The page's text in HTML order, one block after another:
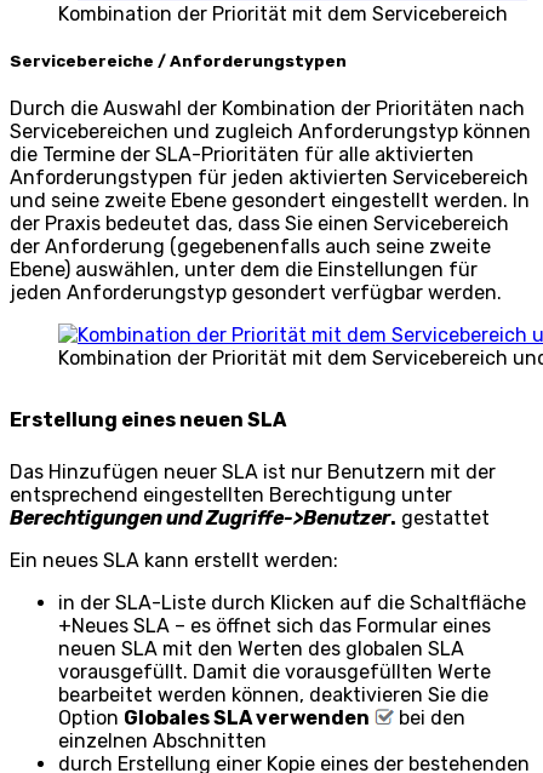
Kombination der Priorität mit dem Servicebereich
Servicebereiche / Anforderungstypen
Durch die Auswahl der Kombination der Prioritäten nach
Servicebereichen und zugleich Anforderungstyp können
die Termine der SLA-Prioritäten für alle aktivierten
Anforderungstypen für jeden aktivierten Servicebereich
und seine zweite Ebene gesondert eingestellt werden. In
der Praxis bedeutet das, dass Sie einen Servicebereich
der Anforderung (gegebenenfalls auch seine zweite
Ebene) auswählen, unter dem die Einstellungen für
jeden Anforderungstyp gesondert verfügbar werden.
Kombination der Priorität mit dem Servicebereich
Erstellung eines neuen SLA
Das Hinzufügen neuer SLA ist nur Benutzern mit der
entsprechend eingestellten Berechtigung unter
Berechtigungen und Zugriffe->Benutzer. gestattet
Ein neues SLA kann erstellt werden:
in der SLA-Liste durch Klicken auf die Schaltfläche
+Neues SLA – es öffnet sich das Formular eines
neuen SLA mit den Werten des globalen SLA
vorausgefüllt. Damit die vorausgefüllten Werte
bearbeitet werden können, deaktivieren Sie die
Option Globales SLA verwenden
bei den
einzelnen Abschnitten
durch Erstellung einer Kopie eines der bestehenden